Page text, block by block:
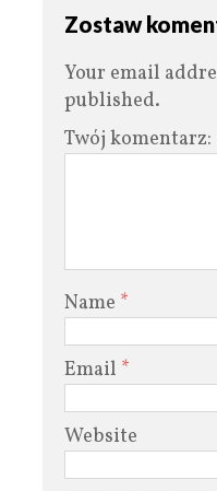
Zostaw
Your email
published.
Twój komentarz:
Name *
Email *
Website